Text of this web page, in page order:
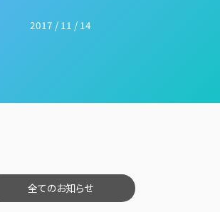
2017 / 11 / 14
全てのお知らせ